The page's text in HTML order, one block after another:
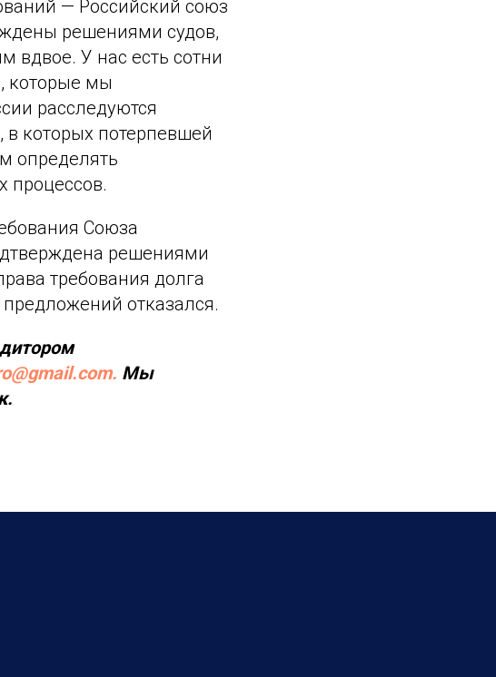
— Российский союз
решениями судов,
У нас есть сотни
которые мы
расследуются
которых потерпевшей
определять
процессов.
Союза
решениями
требования долга
отказался.
Мы